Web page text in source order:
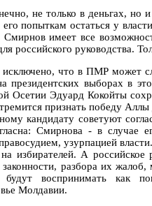
не только в деньгах,
попыткам остаться у
Смирнов имеет все
российского руководства.
что в ПМР может
президентских выборах в
Осетии Эдуард Кокойты
признать победу
кандидату советуют
Смирнова - в случае
узурпацией
избирателей. А российское
разбора их
будут воспринимать как
Молдавии.